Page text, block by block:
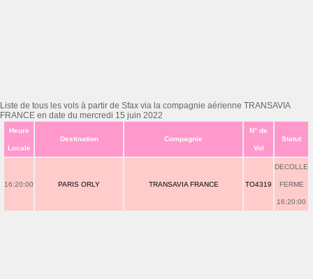
Liste de tous les vols à partir de Sfax via la compagnie aérienne TRANSAVIA
FRANCE en date du mercredi 15 juin 2022
Heure
Locale
Destination Compagnie
N° de
Vol
Statut
16:20:00 PARIS ORLY TRANSAVIA FRANCE TO4319
DECOLLE
FERME
16:20:00